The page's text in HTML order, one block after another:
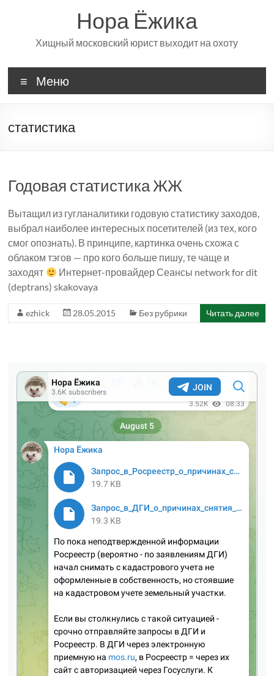
Нора Ёжика
Хищный московский юрист выходит на охоту
Меню
статистика
Годовая статистика ЖЖ
Вытащил из гугланалитики годовую статистику заходов,
выбрал наиболее интересных посетителей (из тех, кого
смог опознать). В принципе, картинка очень схожа с
облаком тэгов — про кого больше пишу, те чаще и
заходят
Интернет-провайдер Сеансы network for dit
(deptrans) skakovaya
ezhick 28.05.2015 Без рубрики Читать далее